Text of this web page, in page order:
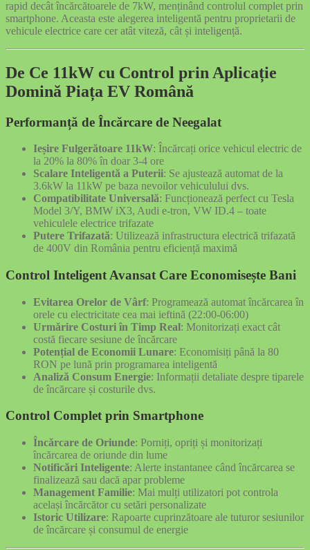
rapid decât încărcătoarele de 7kW, menținând controlul complet prin
smartphone. Aceasta este alegerea inteligentă pentru proprietarii de
vehicule electrice care cer atât viteză, cât și inteligență.
De Ce 11kW cu Control prin Aplicație
Domină Piața EV Română
Performanță de Încărcare de Neegalat
Ieșire Fulgerătoare 11kW: Încărcați orice vehicul electric de
la 20% la 80% în doar 3-4 ore
Scalare Inteligentă a Puterii: Se ajustează automat de la
3.6kW la 11kW pe baza nevoilor vehiculului dvs.
Compatibilitate Universală: Funcționează perfect cu Tesla
Model 3/Y, BMW iX3, Audi e-tron, VW ID.4 – toate
vehiculele electrice trifazate
Putere Trifazată: Utilizează infrastructura electrică trifazată
de 400V din România pentru eficiență maximă
Control Inteligent Avansat Care Economisește Bani
Evitarea Orelor de Vârf: Programează automat încărcarea în
orele cu electricitate cea mai ieftină (22:00-06:00)
Urmărire Costuri în Timp Real: Monitorizați exact cât
costă fiecare sesiune de încărcare
Potențial de Economii Lunare: Economisiți până la 80
RON pe lună prin programarea inteligentă
Analiză Consum Energie: Informații detaliate despre tiparele
de încărcare și costurile dvs.
Control Complet prin Smartphone
Încărcare de Oriunde: Porniți, opriți și monitorizați
încărcarea de oriunde din lume
Notificări Inteligente: Alerte instantanee când încărcarea se
finalizează sau dacă apar probleme
Management Familie: Mai mulți utilizatori pot controla
același încărcător cu setări personalizate
Istoric Utilizare: Rapoarte cuprinzătoare ale tuturor sesiunilor
de încărcare și consumul de energie